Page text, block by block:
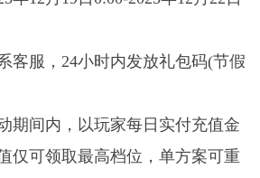
客服，24小时内发放礼包码(节假
期间内，以玩家每日实付充值金
仅可领取最高档位，单方案可重